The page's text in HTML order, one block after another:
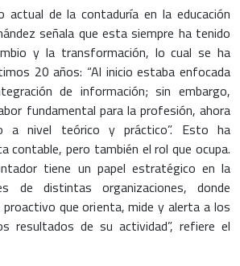
actual de la contaduría en la educación
señala que esta siempre ha tenido
y la transformación, lo cual se ha
20 años: “Al inicio estaba enfocada
de información; sin embargo,
fundamental para la profesión, ahora
a nivel teórico y práctico”. Esto ha
contable, pero también el rol que ocupa.
tiene un papel estratégico en la
de distintas organizaciones, donde
proactivo que orienta, mide y alerta a los
resultados de su actividad”, refiere el